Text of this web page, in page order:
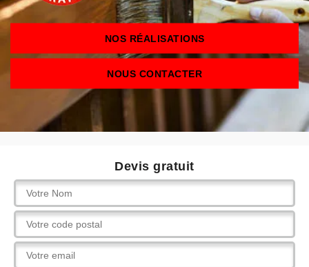
NOS RÉALISATIONS
NOUS CONTACTER
Devis gratuit